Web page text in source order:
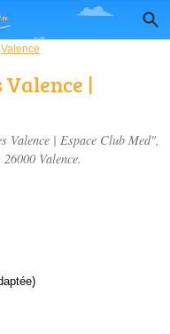
Valence
Valence |
Valence | Espace Club Med",
26000 Valence.